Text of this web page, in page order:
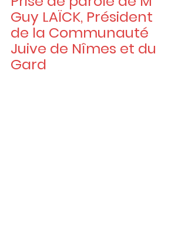
Guy LAÏCK, Président
de la Communauté
Juive de Nîmes et du
Gard